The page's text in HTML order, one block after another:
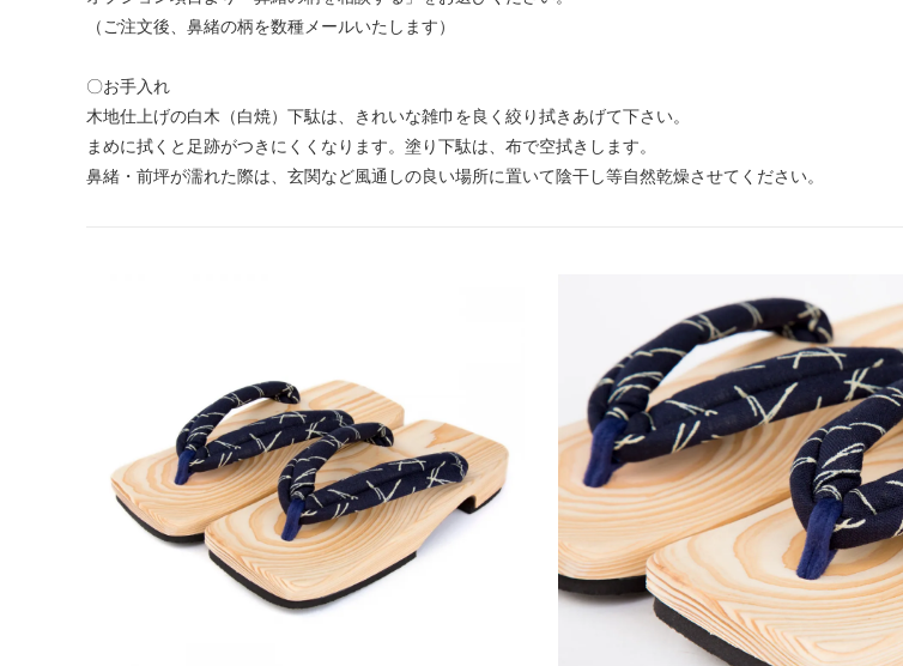
（ご注文後、鼻緒の柄を数種メールいたします）
〇お手入れ
木地仕上げの白木（白焼）下駄は、きれいな雑巾を良く絞り拭きあげて下さい。
まめに拭くと足跡がつきにくくなります。塗り下駄は、布で空拭きします。
鼻緒・前坪が濡れた際は、玄関など風通しの良い場所に置いて陰干し等自然乾燥させてください。